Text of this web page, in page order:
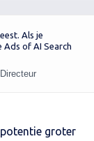
Als je
Ads of AI Search
Directeur
groter